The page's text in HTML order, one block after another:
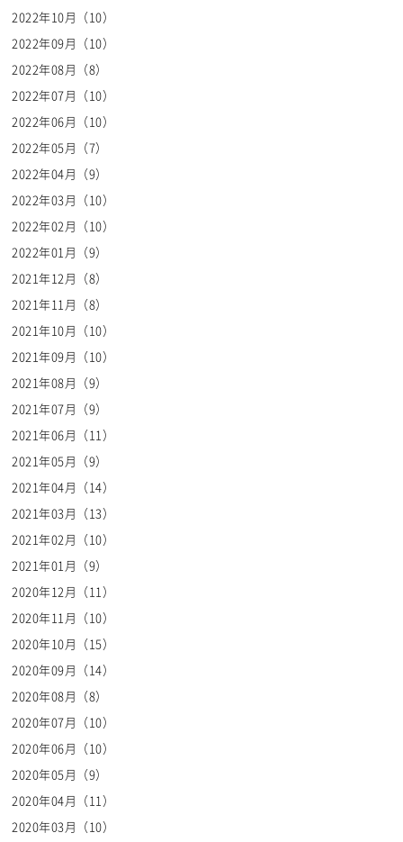
2022年10月（10）
2022年09月（10）
2022年08月（8）
2022年07月（10）
2022年06月（10）
2022年05月（7）
2022年04月（9）
2022年03月（10）
2022年02月（10）
2022年01月（9）
2021年12月（8）
2021年11月（8）
2021年10月（10）
2021年09月（10）
2021年08月（9）
2021年07月（9）
2021年06月（11）
2021年05月（9）
2021年04月（14）
2021年03月（13）
2021年02月（10）
2021年01月（9）
2020年12月（11）
2020年11月（10）
2020年10月（15）
2020年09月（14）
2020年08月（8）
2020年07月（10）
2020年06月（10）
2020年05月（9）
2020年04月（11）
2020年03月（10）